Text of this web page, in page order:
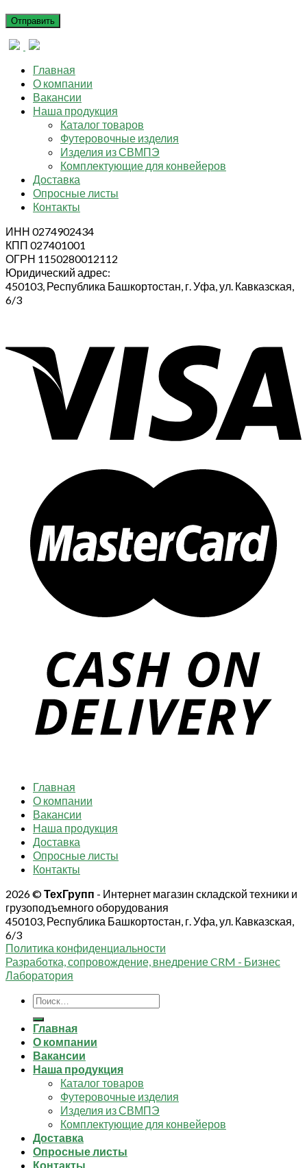
Главная
О компании
Вакансии
Наша продукция
Каталог товаров
Футеровочные изделия
Изделия из СВМПЭ
Комплектующие для конвейеров
Доставка
Опросные листы
Контакты
ИНН 0274902434
КПП 027401001
ОГРН 1150280012112
Юридический адрес:
450103, Республика Башкортостан, г. Уфа, ул. Кавказская,
6/3
Главная
О компании
Вакансии
Наша продукция
Доставка
Опросные листы
Контакты
2026 ©ТехГрупп - Интернет магазин складской техники и
грузоподъемного оборудования
450103, Республика Башкортостан, г. Уфа, ул. Кавказская,
6/3
Политика конфиденциальности
Разработка, сопровождение, внедрение CRM - Бизнес
Лаборатория
Искать:
Главная
О компании
Вакансии
Наша продукция
Каталог товаров
Футеровочные изделия
Изделия из СВМПЭ
Комплектующие для конвейеров
Доставка
Опросные листы
Контакты